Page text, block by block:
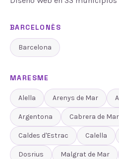
BARCELONÈS
Barcelona
MARESME
Alella Arenys de Mar
Argentona Cabrera de Mar
Caldes d'Estrac Calella
Dosrius Malgrat de Mar